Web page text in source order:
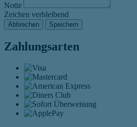
Notiz
Zeichen verbleibend
Abbrechen Speichern
Zahlungsarten